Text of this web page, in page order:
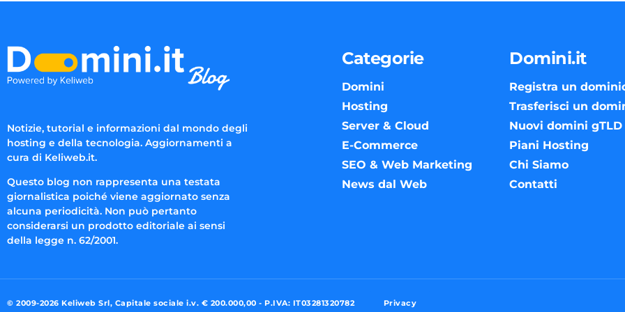
Notizie, tutorial e informazioni dal mondo degli
hosting e della tecnologia. Aggiornamenti a
cura di Keliweb.it.
Questo blog non rappresenta una testata
giornalistica poiché viene aggiornato senza
alcuna periodicità. Non può pertanto
considerarsi un prodotto editoriale ai sensi
della legge n. 62/2001.
Categorie
Domini
Hosting
Server & Cloud
E-Commerce
SEO & Web Marketing
News dal Web
Domini.it
Registra un
Trasferisci un
Nuovi domini gTLD
Piani Hosting
Chi Siamo
Contatti
© 2009-2026 Keliweb Srl, Capitale sociale i.v. € 200.000,00 - P.IVA: IT03281320782 Privacy